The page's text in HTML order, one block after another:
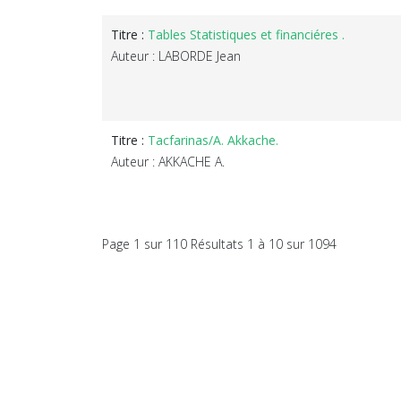
Titre : Tables Statistiques et financiéres .
Auteur : LABORDE Jean
Titre : Tacfarinas/A. Akkache.
Auteur : AKKACHE A.
Page 1 sur 110 Résultats 1 à 10 sur 1094